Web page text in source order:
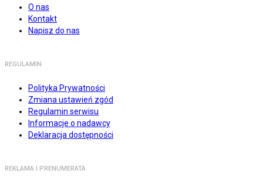
O nas
Kontakt
Napisz do nas
REGULAMIN
Polityka Prywatności
Zmiana ustawień zgód
Regulamin serwisu
Informacje o nadawcy
Deklaracja dostępności
REKLAMA I PRENUMERATA